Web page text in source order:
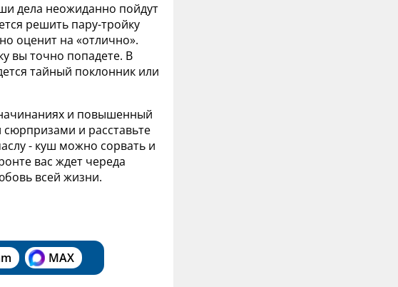
дела неожиданно пойдут
решить пару-тройку
оценит на «отлично».
вы точно попадете. В
тайный поклонник или
и повышенный
и расставьте
- куш можно сорвать и
вас ждет череда
всей жизни.
MAX